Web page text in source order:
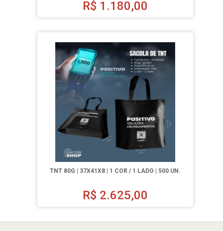
R$ 1.180,00
TNT 80G | 37X41X8 | 1 COR / 1 LADO | 500 UN.
R$ 2.625,00